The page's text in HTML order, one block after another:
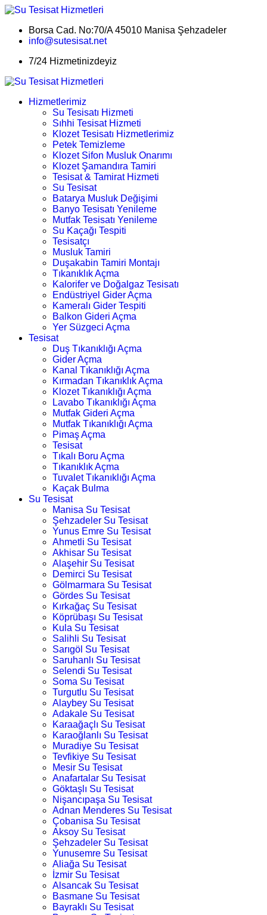
Borsa Cad. No:70/A 45010 Manisa Şehzadeler
info@sutesisat.net
7/24 Hizmetinizdeyiz
Hizmetlerimiz
Su Tesisatı Hizmeti
Sıhhi Tesisat Hizmeti
Klozet Tesisatı Hizmetlerimiz
Petek Temizleme
Klozet Sifon Musluk Onarımı
Klozet Şamandıra Tamiri
Tesisat & Tamirat Hizmeti
Su Tesisat
Batarya Musluk Değişimi
Banyo Tesisatı Yenileme
Mutfak Tesisatı Yenileme
Su Kaçağı Tespiti
Tesisatçı
Musluk Tamiri
Duşakabin Tamiri Montajı
Tıkanıklık Açma
Kalorifer ve Doğalgaz Tesisatı
Endüstriyel Gider Açma
Kameralı Gider Tespiti
Balkon Gideri Açma
Yer Süzgeci Açma
Tesisat
Duş Tıkanıklığı Açma
Gider Açma
Kanal Tıkanıklığı Açma
Kırmadan Tıkanıklık Açma
Klozet Tıkanıklığı Açma
Lavabo Tıkanıklığı Açma
Mutfak Gideri Açma
Mutfak Tıkanıklığı Açma
Pimaş Açma
Tesisat
Tıkalı Boru Açma
Tıkanıklık Açma
Tuvalet Tıkanıklığı Açma
Kaçak Bulma
Su Tesisat
Manisa Su Tesisat
Şehzadeler Su Tesisat
Yunus Emre Su Tesisat
Ahmetli Su Tesisat
Akhisar Su Tesisat
Alaşehir Su Tesisat
Demirci Su Tesisat
Gölmarmara Su Tesisat
Gördes Su Tesisat
Kırkağaç Su Tesisat
Köprübaşı Su Tesisat
Kula Su Tesisat
Salihli Su Tesisat
Sarıgöl Su Tesisat
Saruhanlı Su Tesisat
Selendi Su Tesisat
Soma Su Tesisat
Turgutlu Su Tesisat
Alaybey Su Tesisat
Adakale Su Tesisat
Karaağaçlı Su Tesisat
Karaoğlanlı Su Tesisat
Muradiye Su Tesisat
Tevfikiye Su Tesisat
Mesir Su Tesisat
Anafartalar Su Tesisat
Göktaşlı Su Tesisat
Nişancıpaşa Su Tesisat
Adnan Menderes Su Tesisat
Çobanisa Su Tesisat
Aksoy Su Tesisat
Şehzadeler Su Tesisat
Yunusemre Su Tesisat
Aliağa Su Tesisat
İzmir Su Tesisat
Alsancak Su Tesisat
Basmane Su Tesisat
Bayraklı Su Tesisat